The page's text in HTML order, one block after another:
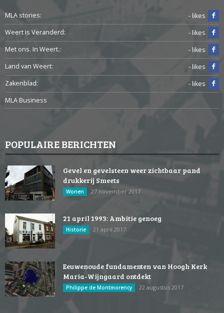
MLA stories:
- likes
Weert is Veranderd:
- likes
Met ons. In Weert.:
- likes
Land van Weert:
- likes
Zakenblad:
- likes
MLA Business
POPULAIRE BERICHTEN
Gevel en gevelsteen weer zichtbaar pand
drukkerij Smeets
Wonen 27 november 2017
21 april 1993: Ambitie genoeg
Historie 21 april 2017
Eeuwenoude fundamenten van Hoogh Kerk
Maria-Wijngaard ontdekt
Philippe de Montmorency 22 augustus 2017